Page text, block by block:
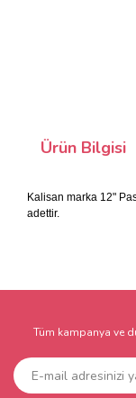
Ürün Bilgisi
Kalisan marka 12"
adettir.
Tüm kampanya ve